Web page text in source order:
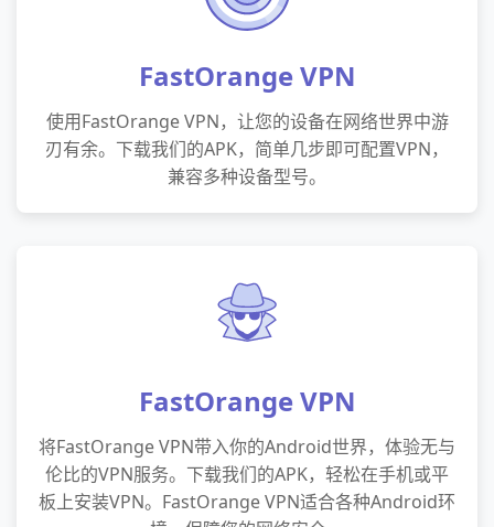
FastOrange VPN
使用FastOrange VPN，让您的设备在网络世界中游
刃有余。下载我们的APK，简单几步即可配置VPN，
兼容多种设备型号。
FastOrange VPN
将FastOrange VPN带入你的Android世界，体验无与
伦比的VPN服务。下载我们的APK，轻松在手机或平
板上安装VPN。FastOrange VPN适合各种Android环